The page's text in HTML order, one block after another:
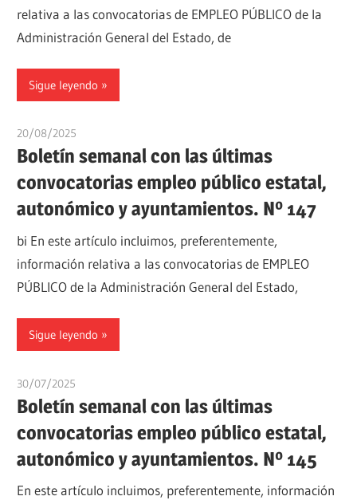
relativa a las convocatorias de EMPLEO PÚBLICO de la
Administración General del Estado, de
Sigue leyendo
20/08/2025
Boletín semanal con las últimas
convocatorias empleo público estatal,
autonómico y ayuntamientos. Nº 147
bi En este artículo incluimos, preferentemente,
información relativa a las convocatorias de EMPLEO
PÚBLICO de la Administración General del Estado,
Sigue leyendo
30/07/2025
Boletín semanal con las últimas
convocatorias empleo público estatal,
autonómico y ayuntamientos. Nº 145
En este artículo incluimos, preferentemente, información